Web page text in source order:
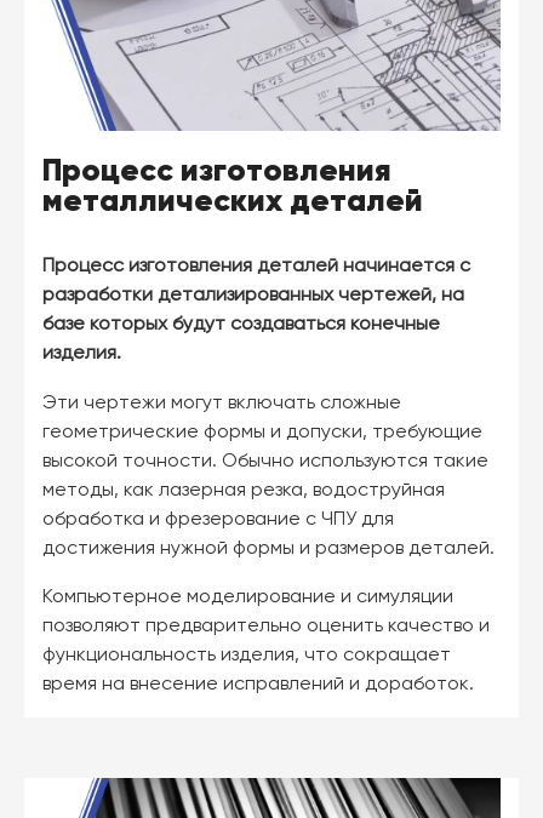
Процесс изготовления
металлических деталей
Процесс изготовления деталей начинается с
разработки детализированных чертежей, на
базе которых будут создаваться конечные
изделия.
Эти чертежи могут включать сложные
геометрические формы и допуски, требующие
высокой точности. Обычно используются такие
методы, как лазерная резка, водоструйная
обработка и фрезерование с ЧПУ для
достижения нужной формы и размеров деталей.
Компьютерное моделирование и симуляции
позволяют предварительно оценить качество и
функциональность изделия, что сокращает
время на внесение исправлений и доработок.